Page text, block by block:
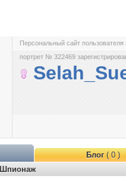
Персональный сайт пользователя
портрет № 322469
Блог( 0 )
Шпионаж